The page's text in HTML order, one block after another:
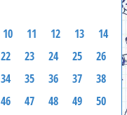
10 11 12 13
14
22 23 24 25
26
34 35 36 37
38
46 47 48 49
50